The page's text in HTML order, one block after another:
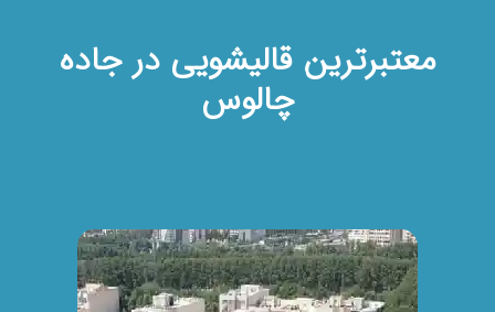
معتبرترین قالیشویی در جاده
چالوس